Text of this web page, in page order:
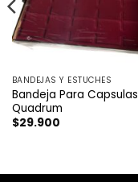
BANDEJAS Y ESTUCHES
Bandeja Para Capsulas
Quadrum
$29.900